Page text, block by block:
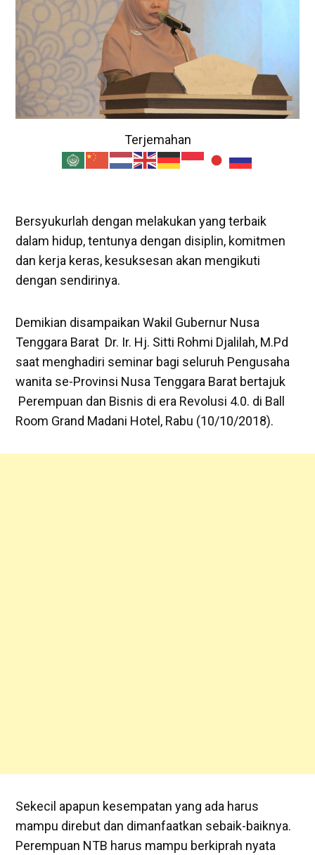
Terjemahan
Bersyukurlah dengan melakukan yang terbaik
dalam hidup, tentunya dengan disiplin, komitmen
dan kerja keras, kesuksesan akan mengikuti
dengan sendirinya.
Demikian disampaikan Wakil Gubernur Nusa
Tenggara Barat Dr. Ir. Hj. Sitti Rohmi Djalilah, M.Pd
saat menghadiri seminar bagi seluruh Pengusaha
wanita se-Provinsi Nusa Tenggara Barat bertajuk
Perempuan dan Bisnis di era Revolusi 4.0. di Ball
Room Grand Madani Hotel, Rabu (10/10/2018).
Sekecil apapun kesempatan yang ada harus
mampu direbut dan dimanfaatkan sebaik-baiknya.
Perempuan NTB harus mampu berkiprah nyata